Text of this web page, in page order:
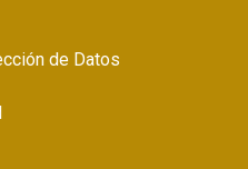
de Datos